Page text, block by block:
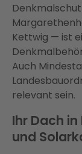
Kettwig — ist
Auch
relevant sein.
Ihr Dach
und